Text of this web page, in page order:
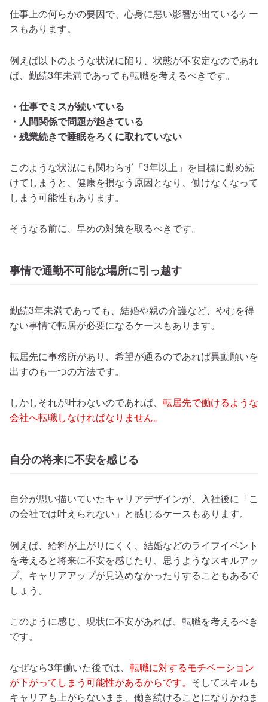
仕事上の何らかの要因で、心身に悪い影響が出ているケー
スもあります。
例えば以下のような状況に陥り、状態が不安定なのであれ
ば、勤続3年未満であっても転職を考えるべきです。
・仕事でミスが続いている
・人間関係で問題が起きている
・残業続きで睡眠をろくに取れていない
このような状況にも関わらず「3年以上」を目標に勤め続
けてしまうと、健康を損なう原因となり、働けなくなって
しまう可能性もあります。
そうなる前に、早めの対策を取るべきです。
事情で通勤不可能な場所に引っ越す
勤続3年未満であっても、結婚や親の介護など、やむを得
ない事情で転居が必要になるケースもあります。
転居先に事務所があり、希望が通るのであれば異動願いを
出すのも一つの方法です。
しかしそれが叶わないのであれば、 転居先で働けるような
会社へ転職しなければなりません。
自分の将来に不安を感じる
自分が思い描いていたキャリアデザインが、入社後に「こ
の会社では叶えられない」と感じるケースもあります。
例えば、給料が上がりにくく、結婚などのライフイベント
を考えると将来に不安を感じたり、思うようなスキルアッ
プ、キャリアアップが見込めなかったりすることもあるで
しょう。
このように感じ、現状に不安があれば、転職を考えるべき
です。
なぜなら3年働いた後では、 転職に対するモチベーション
が下がってしまう可能性があるからです。 そしてスキルも
キャリアも上がらないまま、働き続けることになりかねま